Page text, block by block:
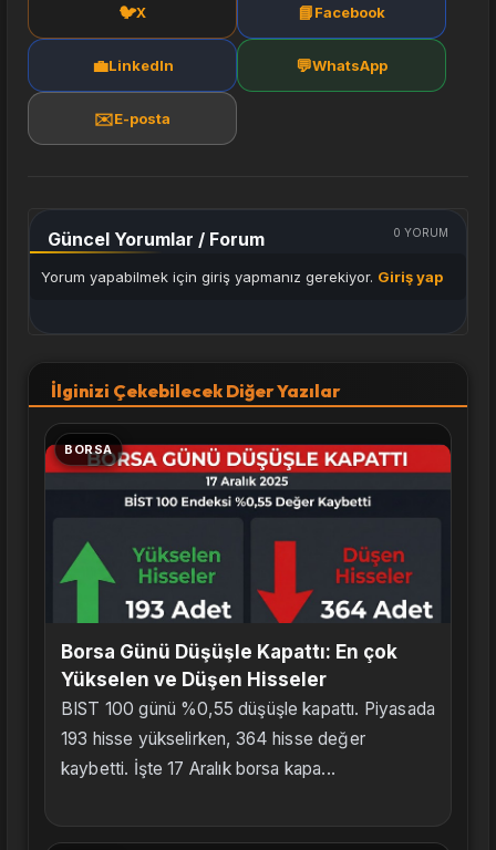
🐦X 📘Facebook
💼LinkedIn 💬WhatsApp
✉️E-posta
Güncel Yorumlar / Forum 0 YORUM
Yorum yapabilmek için giriş yapmanız gerekiyor. Giriş yap
İlginizi Çekebilecek Diğer Yazılar
BORSA
Borsa Günü Düşüşle Kapattı: En çok
Yükselen ve Düşen Hisseler
BIST 100 günü %0,55 düşüşle kapattı. Piyasada
193 hisse yükselirken, 364 hisse değer
kaybetti. İşte 17 Aralık borsa kapa...